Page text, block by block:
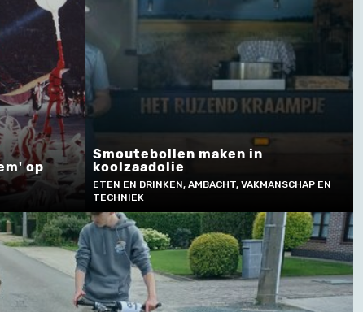
op
Smoutebollen maken in
koolzaadolie
ETEN EN DRINKEN, AMBACHT, VAKMANSCHAP EN
TECHNIEK